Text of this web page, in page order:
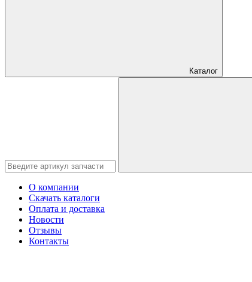
Каталог
О компании
Скачать каталоги
Оплата и доставка
Новости
Отзывы
Контакты